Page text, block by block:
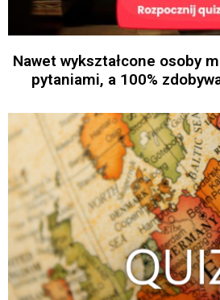
Nawet wykształcone osoby
pytaniami, a 100%